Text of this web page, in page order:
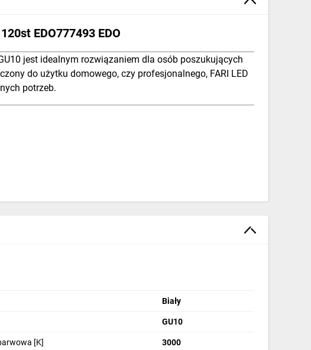
EDO777493 EDO
jest idealnym rozwiązaniem dla osób poszukujących
do użytku domowego, czy profesjonalnego, FARI LED
potrzeb.
Biały
GU10
[K] 3000